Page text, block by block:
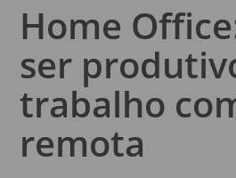
Home
ser
trabalho
remota